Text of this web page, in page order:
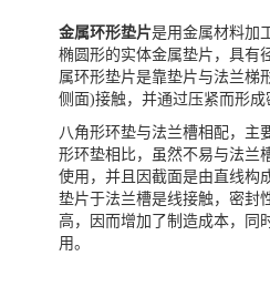
金属环形垫片是用金属材料加
椭圆形的实体金属垫片，具有
属环形垫片是靠垫片与法兰梯
侧面)接触，并通过压紧而形成
八角形环垫与法兰槽相配，主
形环垫相比，虽然不易与法兰
使用，并且因截面是由直线构
垫片于法兰槽是线接触，密封
高，因而增加了制造成本，同
用。